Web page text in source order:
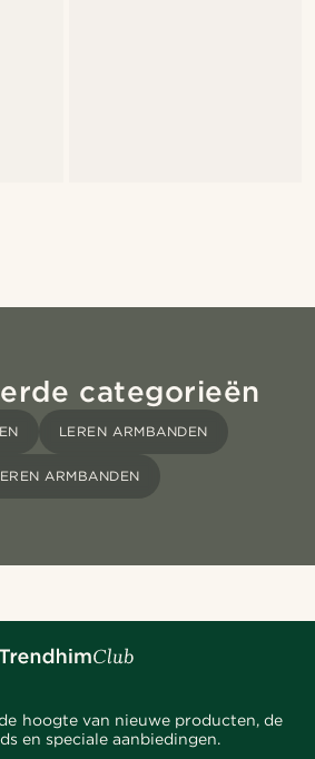
categorieën
LEREN ARMBANDEN
ARMBANDEN
hoogte van nieuwe producten, de
en speciale aanbiedingen.